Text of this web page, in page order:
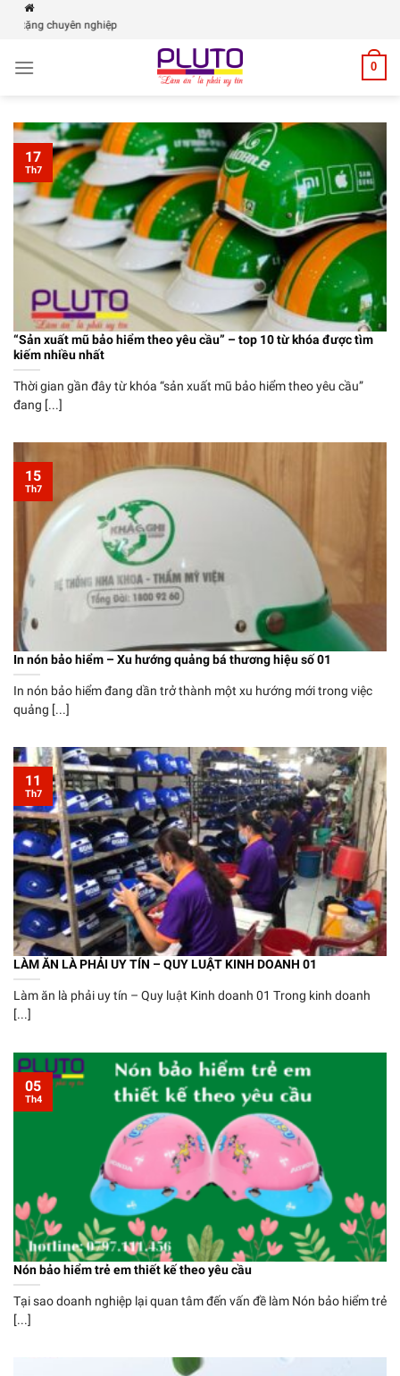
Skip
0
“Sản xuất mũ bảo hiểm theo yêu cầu” – top 10 từ khóa được tìm
kiếm nhiều nhất
Thời gian gần đây từ khóa “sản xuất mũ bảo hiểm theo yêu cầu”
đang [...]
17
Th7
In nón bảo hiểm – Xu hướng quảng bá thương hiệu số 01
In nón bảo hiểm đang dần trở thành một xu hướng mới trong việc
quảng [...]
15
Th7
LÀM ĂN LÀ PHẢI UY TÍN – QUY LUẬT KINH DOANH 01
Làm ăn là phải uy tín – Quy luật Kinh doanh 01 Trong kinh doanh
[...]
11
Th7
Nón bảo hiểm trẻ em thiết kế theo yêu cầu
Tại sao doanh nghiệp lại quan tâm đến vấn đề làm Nón bảo hiểm trẻ
[...]
05
Th4